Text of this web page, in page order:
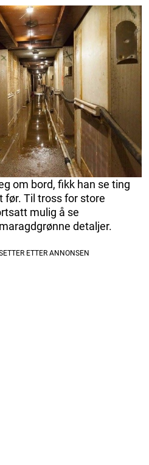
om bord, fikk han se ting
Til tross for store
mulig å se
detaljer.